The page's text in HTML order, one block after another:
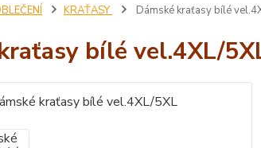
KRAŤASY Dámské kraťasy bílé
bílé vel.4XL/